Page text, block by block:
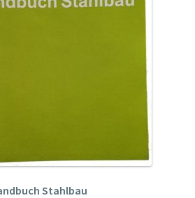
Stahlbau